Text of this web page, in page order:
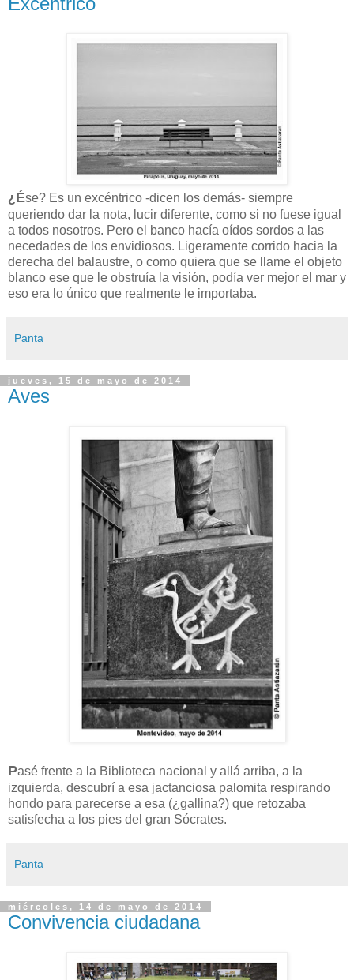
¿ Ése? Es un excéntrico -dicen los demás- siempre
queriendo dar la nota, lucir diferente, como si no fuese igual
a todos nosotros. Pero el banco hacía oídos sordos a las
necedades de los envidiosos. Ligeramente corrido hacia la
derecha del balaustre, o como quiera que se llame el objeto
blanco ese que le obstruía la visión, podía ver mejor el mar y
eso era lo único que realmente le importaba.
Panta
jueves, 15 de mayo de 2014
Aves
Pasé frente a la Biblioteca nacional y allá arriba, a la
izquierda, descubrí a esa jactanciosa palomita respirando
hondo para parecerse a esa (¿gallina?) que retozaba
satisfecha a los pies del gran Sócrates.
Panta
miércoles, 14 de mayo de 2014
Convivencia ciudadana